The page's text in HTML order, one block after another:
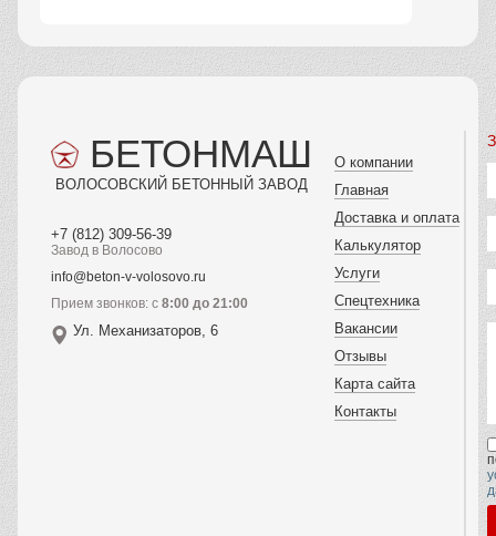
БЕТОНМАШ
ВОЛОСОВСКИЙ БЕТОННЫЙ ЗАВОД
+7 (812) 309-56-39
Завод в Волосово
info@beton-v-volosovo.ru
Прием звонков: с 8:00 до 21:00
Ул. Механизаторов, 6
О компании
Главная
Доставка и оплата
Калькулятор
Услуги
Спецтехника
Вакансии
Отзывы
Карта сайта
Контакты